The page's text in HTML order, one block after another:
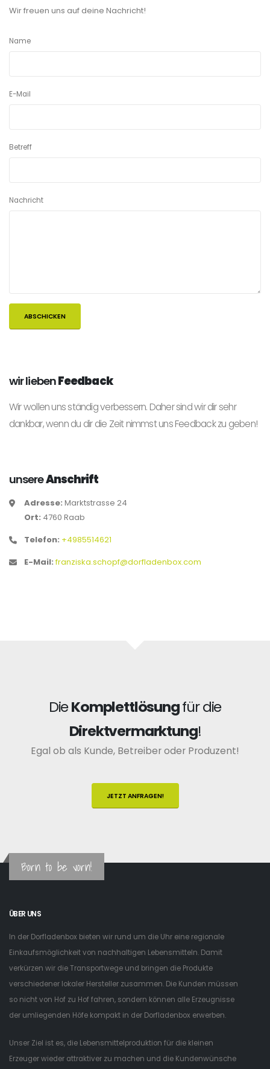
Wir freuen uns auf deine Nachricht!
Name
E-Mail
Betreff
Nachricht
wir liebenFeedback
Wir wollen uns ständig verbessern. Daher sind wir dir sehr
dankbar, wenn du dir die Zeit nimmst uns Feedback zu geben!
unsereAnschrift
Adresse: Marktstrasse 24
Ort: 4760 Raab
Telefon: +4985514621
E-Mail: franziska.schopf@dorfladenbox.com
DieKomplettlösungfür die
Direktvermarktung!
Egal ob als Kunde, Betreiber oder Produzent!
JETZT ANFRAGEN!
Born to be vorn!
ÜBER UNS
In der Dorfladenbox bieten wir rund um die Uhr eine regionale
Einkaufsmöglichkeit von nachhaltigen Lebensmitteln. Damit
verkürzen wir die Transportwege und bringen die Produkte
verschiedener lokaler Hersteller zusammen. Die Kunden müssen
so nicht von Hof zu Hof fahren, sondern können alle Erzeugnisse
der umliegenden Höfe kompakt in der Dorfladenbox erwerben.
Unser Ziel ist es, die Lebensmittelproduktion für die kleinen
Erzeuger wieder attraktiver zu machen und die Kundenwünsche